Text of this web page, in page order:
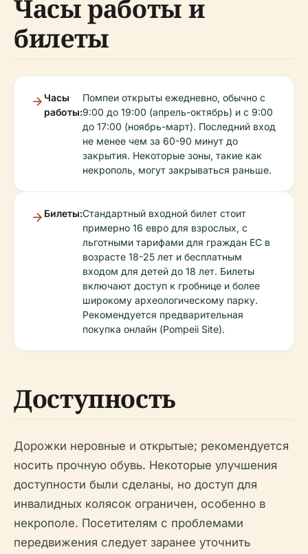
Часы работы и
билеты
Часы
работы:
Помпеи открыты ежедневно, обычно с
9:00 до 19:00 (апрель-октябрь) и с 9:00
до 17:00 (ноябрь-март). Последний вход
не менее чем за 60-90 минут до
закрытия. Некоторые зоны, такие как
некрополь, могут закрываться раньше.
Билеты:Стандартный входной билет стоит
примерно 16 евро для взрослых, с
льготными тарифами для граждан ЕС в
возрасте 18-25 лет и бесплатным
входом для детей до 18 лет. Билеты
включают доступ к гробнице и более
широкому археологическому парку.
Рекомендуется предварительная
покупка онлайн (Pompeii Site).
Доступность
Дорожки неровные и открытые; рекомендуется
носить прочную обувь. Некоторые улучшения
доступности были сделаны, но доступ для
инвалидных колясок ограничен, особенно в
некрополе. Посетителям с проблемами
передвижения следует заранее уточнить